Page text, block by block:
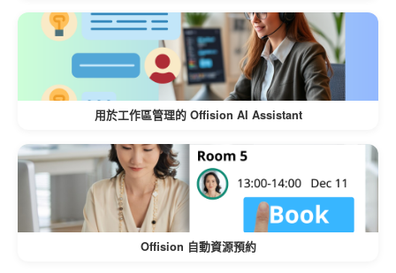
減少資源濫用：
阻止未經授權的用戶進行不必要或不適
當的預約。
通過將預約與特定使用者相關聯來鼓勵
問責制。
支持組織目標：
與資源分配策略保持一致，確保公平、
高效地使用。
用於工作區管理的 Offision AI Assistant
Offision 自動資源預約